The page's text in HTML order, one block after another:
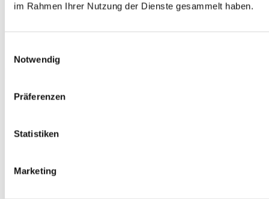
im Rahmen Ihrer Nutzung der Dienste gesammelt haben.
Notwendig
Präferenzen
Statistiken
Marketing